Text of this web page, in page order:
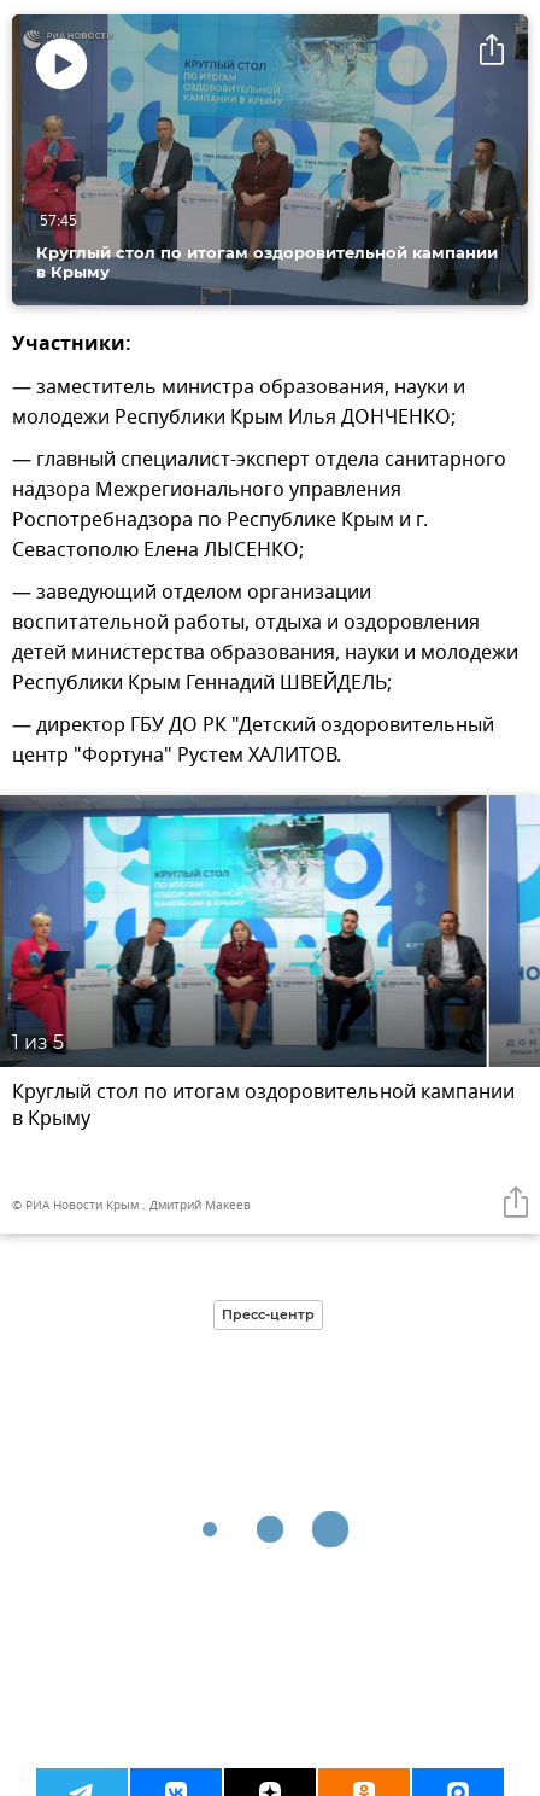
Воспроизвести
Круглый стол по итогам оздоровительной кампании
в Крыму
57:45
Участники:
— заместитель министра образования, науки и
молодежи Республики Крым Илья ДОНЧЕНКО;
— главный специалист-эксперт отдела санитарного
надзора Межрегионального управления
Роспотребнадзора по Республике Крым и г.
Севастополю Елена ЛЫСЕНКО;
— заведующий отделом организации
воспитательной работы, отдыха и оздоровления
детей министерства образования, науки и молодежи
Республики Крым Геннадий ШВЕЙДЕЛЬ;
— директор ГБУ ДО РК "Детский оздоровительный
центр "Фортуна" Рустем ХАЛИТОВ.
1 из 5
Круглый стол по итогам оздоровительной кампании
в Крыму
© РИА Новости Крым . Дмитрий Макеев
Пресс-центр